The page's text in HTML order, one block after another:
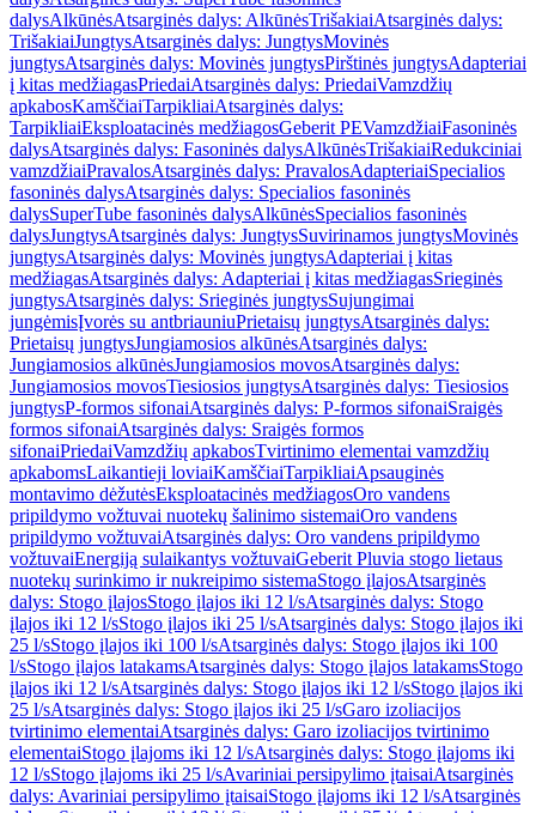
dalysAlkūnėsAtsarginės dalys: AlkūnėsTrišakiaiAtsarginės dalys:
TrišakiaiJungtysAtsarginės dalys: JungtysMovinės
jungtysAtsarginės dalys: Movinės jungtysPirštinės jungtysAdapteriai
į kitas medžiagasPriedaiAtsarginės dalys: PriedaiVamzdžių
apkabosKamščiaiTarpikliaiAtsarginės dalys:
TarpikliaiEksploatacinės medžiagosGeberit PEVamzdžiaiFasoninės
dalysAtsarginės dalys: Fasoninės dalysAlkūnėsTrišakiaiRedukciniai
vamzdžiaiPravalosAtsarginės dalys: PravalosAdapteriaiSpecialios
fasoninės dalysAtsarginės dalys: Specialios fasoninės
dalysSuperTube fasoninės dalysAlkūnėsSpecialios fasoninės
dalysJungtysAtsarginės dalys: JungtysSuvirinamos jungtysMovinės
jungtysAtsarginės dalys: Movinės jungtysAdapteriai į kitas
medžiagasAtsarginės dalys: Adapteriai į kitas medžiagasSrieginės
jungtysAtsarginės dalys: Srieginės jungtysSujungimai
jungėmisĮvorės su antbriauniuPrietaisų jungtysAtsarginės dalys:
Prietaisų jungtysJungiamosios alkūnėsAtsarginės dalys:
Jungiamosios alkūnėsJungiamosios movosAtsarginės dalys:
Jungiamosios movosTiesiosios jungtysAtsarginės dalys: Tiesiosios
jungtysP-formos sifonaiAtsarginės dalys: P-formos sifonaiSraigės
formos sifonaiAtsarginės dalys: Sraigės formos
sifonaiPriedaiVamzdžių apkabosTvirtinimo elementai vamzdžių
apkabomsLaikantieji loviaiKamščiaiTarpikliaiApsauginės
montavimo dėžutėsEksploatacinės medžiagosOro vandens
pripildymo vožtuvai nuotekų šalinimo sistemaiOro vandens
pripildymo vožtuvaiAtsarginės dalys: Oro vandens pripildymo
vožtuvaiEnergiją sulaikantys vožtuvaiGeberit Pluvia stogo lietaus
nuotekų surinkimo ir nukreipimo sistemaStogo įlajosAtsarginės
dalys: Stogo įlajosStogo įlajos iki 12 l/sAtsarginės dalys: Stogo
įlajos iki 12 l/sStogo įlajos iki 25 l/sAtsarginės dalys: Stogo įlajos iki
25 l/sStogo įlajos iki 100 l/sAtsarginės dalys: Stogo įlajos iki 100
l/sStogo įlajos latakamsAtsarginės dalys: Stogo įlajos latakamsStogo
įlajos iki 12 l/sAtsarginės dalys: Stogo įlajos iki 12 l/sStogo įlajos iki
25 l/sAtsarginės dalys: Stogo įlajos iki 25 l/sGaro izoliacijos
tvirtinimo elementaiAtsarginės dalys: Garo izoliacijos tvirtinimo
elementaiStogo įlajoms iki 12 l/sAtsarginės dalys: Stogo įlajoms iki
12 l/sStogo įlajoms iki 25 l/sAvariniai persipylimo įtaisaiAtsarginės
dalys: Avariniai persipylimo įtaisaiStogo įlajoms iki 12 l/sAtsarginės